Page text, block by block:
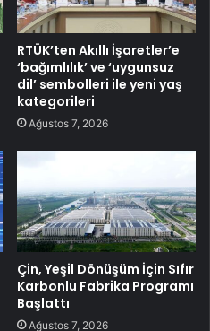
RTÜK’ten Akıllı İşaretler’e
‘bağımlılık’ ve ‘uygunsuz
dil’ sembolleri ile yeni yaş
kategorileri
Ağustos 7, 2026
Çin, Yeşil Dönüşüm İçin Sıfır
Karbonlu Fabrika Programı
Başlattı
Ağustos 7, 2026